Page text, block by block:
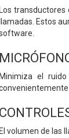
Los
llamadas. Estos
Minimiza el
El volumen de las